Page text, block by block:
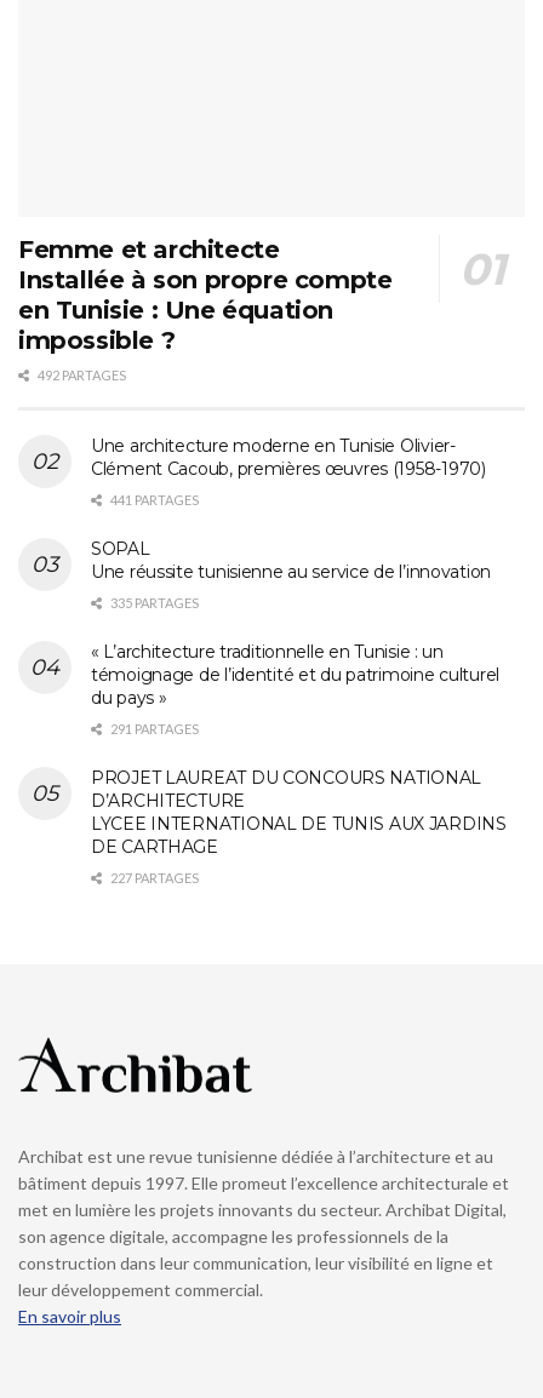
Femme et architecte
Installée à son propre compte
en Tunisie : Une équation
impossible ?
492 PARTAGES
Une architecture moderne en Tunisie Olivier-
Clément Cacoub, premières œuvres (1958-1970)
441 PARTAGES
SOPAL
Une réussite tunisienne au service de l’innovation
335 PARTAGES
« L’architecture traditionnelle en Tunisie : un
témoignage de l’identité et du patrimoine culturel
du pays »
291 PARTAGES
PROJET LAUREAT DU CONCOURS NATIONAL
D’ARCHITECTURE
LYCEE INTERNATIONAL DE TUNIS AUX JARDINS
DE CARTHAGE
227 PARTAGES
Archibat est une revue tunisienne dédiée à l’architecture et au
bâtiment depuis 1997. Elle promeut l’excellence architecturale et
met en lumière les projets innovants du secteur. Archibat Digital,
son agence digitale, accompagne les professionnels de la
construction dans leur communication, leur visibilité en ligne et
leur développement commercial.
En savoir plus